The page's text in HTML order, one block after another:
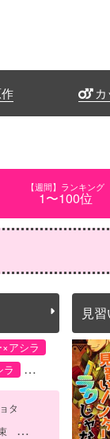
【週間】ランキング
1〜100位
アシラ
ラ
ナー
タ
見